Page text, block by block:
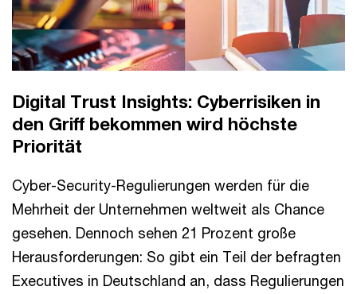
Digital Trust Insights: Cyberrisiken in
den Griff bekommen wird höchste
Priorität
Cyber-Security-Regulierungen werden für die
Mehrheit der Unternehmen weltweit als Chance
gesehen. Dennoch sehen 21 Prozent große
Herausforderungen: So gibt ein Teil der befragten
Executives in Deutschland an, dass Regulierungen